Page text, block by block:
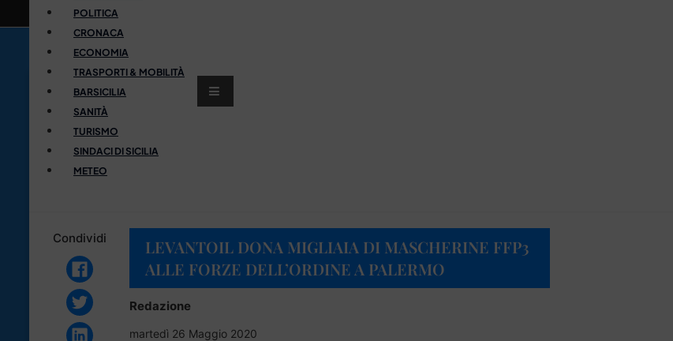
POLITICA
CRONACA
ECONOMIA
TRASPORTI & MOBILITÀ
BARSICILIA
SANITÀ
TURISMO
SINDACI DI SICILIA
METEO
Condividi
LEVANTOIL DONA MIGLIAIA DI MASCHERINE FFP3
ALLE FORZE DELL’ORDINE A PALERMO
Redazione
martedì 26 Maggio 2020